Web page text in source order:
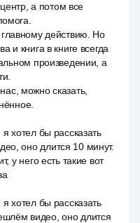
центр, а потом все
главному действию. Но
и книга в книге всегда
произведении, а
можно сказать,
хотел бы рассказать
оно длится 10 минут.
у него есть такие вот
хотел бы рассказать
видео, оно длится